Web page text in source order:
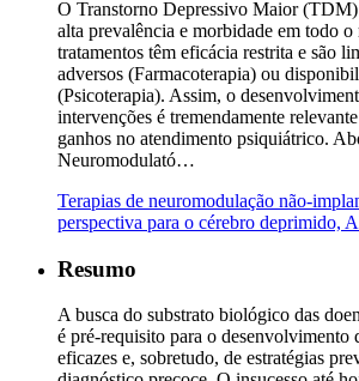
O Transtorno Depressivo Maior
alta prevalência e morbidade em todo
tratamentos têm eficácia restrita e são
adversos (Farmacoterapia) ou
(Psicoterapia). Assim, o
intervenções é tremendamente
ganhos no atendimento psiquiátrico.
Neuromodulató…
Terapias de neuromodulação não-
perspectiva para o cérebro deprimido,
Resumo
A busca do substrato biológico das
é pré-requisito para o desenvolvimento
eficazes e, sobretudo, de estratégias